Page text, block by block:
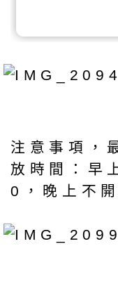
注意事項，
放時間：早
0，晚上不